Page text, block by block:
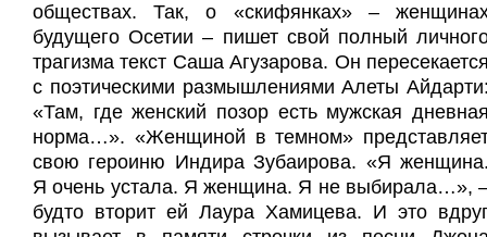
обществах. Так, о «скифянках» –
будущего Осетии – пишет свой полный
трагизма текст Саша Агузарова. Он
с поэтическими размышлениями Алеты
«Там, где женский позор есть мужская
норма…». «Женщиной в темном»
свою героиню Индира Зубаирова. «Я
Я очень устала. Я женщина. Я не выбирала…»,
будто вторит ей Лаура Хамицева. И это